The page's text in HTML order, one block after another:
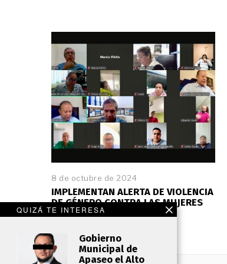
QUIZÁ TE INTERESA
Gobierno
Municipal de
Apaseo el Alto
8 de octubre de 2024
IMPLEMENTAN ALERTA DE VIOLENCIA
DE GÉNERO CONTRA LAS MUJERES
EN CORTAZAR